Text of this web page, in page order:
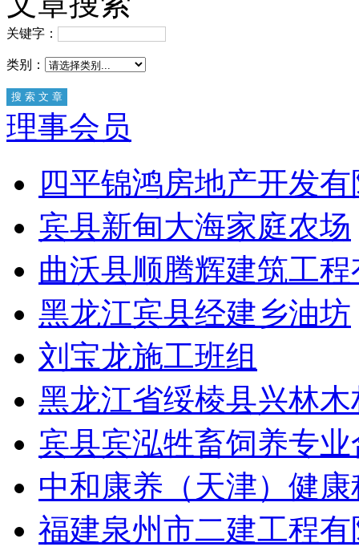
关键字：
类别：
理事会员
四平锦鸿房地产开发
宾县新甸大海家庭农场
曲沃县顺腾辉建筑工
黑龙江宾县经建乡油坊
刘宝龙施工班组
黑龙江省绥棱县兴林
宾县宾泓牲畜饲养专
中和康养（天津）健
福建泉州市二建工程